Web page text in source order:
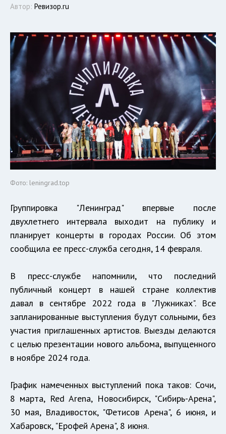
Автор: Ревизор.ru
Фото: leningrad.top
Группировка "Ленинград" впервые после
двухлетнего интервала выходит на публику и
планирует концерты в городах России. Об этом
сообщила ее пресс-служба сегодня, 14 февраля.
В пресс-службе напомнили, что последний
публичный концерт в нашей стране коллектив
давал в сентябре 2022 года в "Лужниках". Все
запланированные выступления будут сольными, без
участия приглашенных артистов. Выезды делаются
с целью презентации нового альбома, выпущенного
в ноябре 2024 года.
График намеченных выступлений пока таков: Сочи,
8 марта, Red Arena, Новосибирск, "Сибирь-Арена",
30 мая, Владивосток, "Фетисов Арена", 6 июня, и
Хабаровск, "Ерофей Арена", 8 июня.